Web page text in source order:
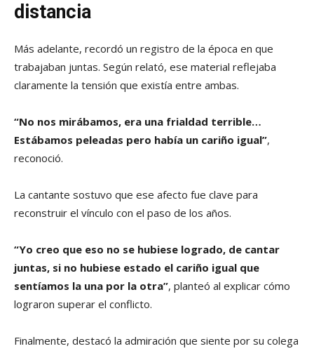
distancia
Más adelante, recordó un registro de la época en que
trabajaban juntas. Según relató, ese material reflejaba
claramente la tensión que existía entre ambas.
“No nos mirábamos, era una frialdad terrible…
Estábamos peleadas pero había un cariño igual”,
reconoció.
La cantante sostuvo que ese afecto fue clave para
reconstruir el vínculo con el paso de los años.
“Yo creo que eso no se hubiese logrado, de cantar
juntas, si no hubiese estado el cariño igual que
sentíamos la una por la otra”, planteó al explicar cómo
lograron superar el conflicto.
Finalmente, destacó la admiración que siente por su colega